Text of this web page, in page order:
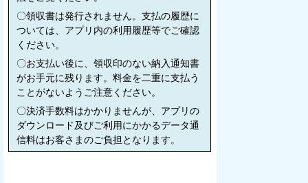
〇領収書は発行されません。支払の履歴に
ついては、アプリ内の利用履歴等でご確認
ください。
〇お支払い後に、領収印のない納入通知書
がお手元に残ります。料金を二重に支払う
ことがないようご注意ください。
〇決済手数料はかかりませんが、アプリの
ダウンロード及びご利用にかかるデータ通
信料はお客さまのご負担となります。